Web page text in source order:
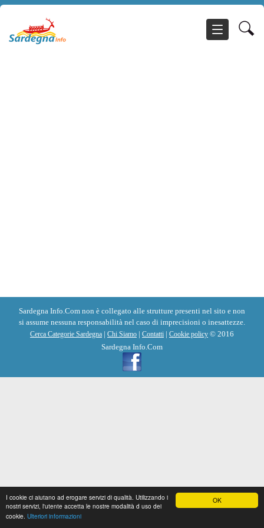
OK
I cookie ci aiutano ad erogare servizi di qualità. Utilizzando i
nostri servizi, l'utente accetta le nostre modalità d uso dei
cookie. Ulteriori informazioni
Sardegna Info.Com non è collegato alle strutture presenti nel sito e non
si assume nessuna responsabilità nel caso di imprecisioni o inesattezze.
Cerca Categorie Sardegna | Chi Siamo | Contatti | Cookie policy © 2016
Sardegna Info.Com